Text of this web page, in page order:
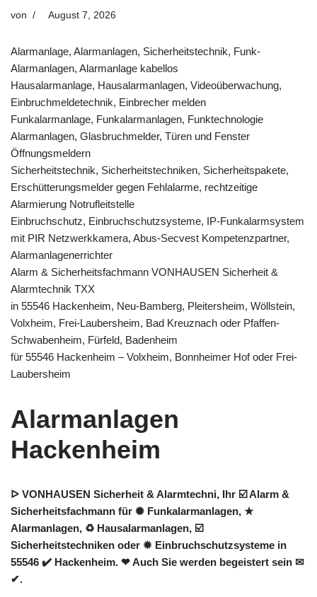
von August 7, 2026
Alarmanlage, Alarmanlagen, Sicherheitstechnik, Funk-
Alarmanlagen, Alarmanlage kabellos
Hausalarmanlage, Hausalarmanlagen, Videoüberwachung,
Einbruchmeldetechnik, Einbrecher melden
Funkalarmanlage, Funkalarmanlagen, Funktechnologie
Alarmanlagen, Glasbruchmelder, Türen und Fenster
Öffnungsmeldern
Sicherheitstechnik, Sicherheitstechniken, Sicherheitspakete,
Erschütterungsmelder gegen Fehlalarme, rechtzeitige
Alarmierung Notrufleitstelle
Einbruchschutz, Einbruchschutzsysteme, IP-Funkalarmsystem
mit PIR Netzwerkkamera, Abus-Secvest Kompetenzpartner,
Alarmanlagenerrichter
Alarm & Sicherheitsfachmann VONHAUSEN Sicherheit &
Alarmtechnik TXX
in 55546 Hackenheim, Neu-Bamberg, Pleitersheim, Wöllstein,
Volxheim, Frei-Laubersheim, Bad Kreuznach oder Pfaffen-
Schwabenheim, Fürfeld, Badenheim
für 55546 Hackenheim – Volxheim, Bonnheimer Hof oder Frei-
Laubersheim
Alarmanlagen
Hackenheim
ᐅ VONHAUSEN Sicherheit & Alarmtechni, Ihr ☑️ Alarm &
Sicherheitsfachmann für ✺ Funkalarmanlagen, ★
Alarmanlagen, ♻ Hausalarmanlagen, ☑️
Sicherheitstechniken oder ✹ Einbruchschutzsysteme in
55546 ✔️ Hackenheim. ❤ Auch Sie werden begeistert sein ✉
✔.